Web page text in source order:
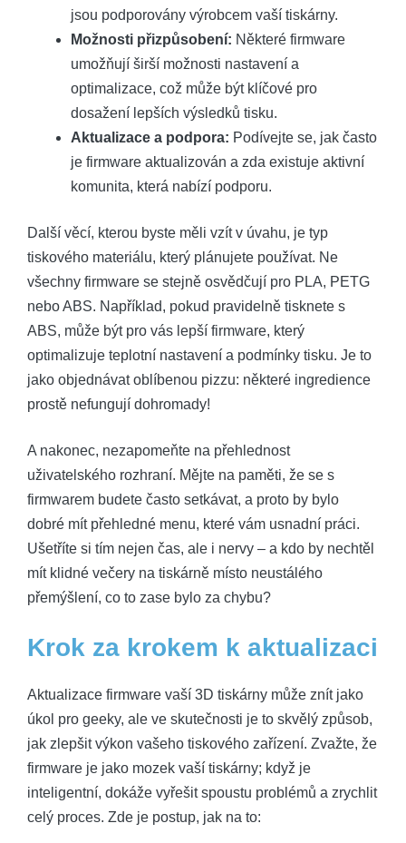
jsou podporovány výrobcem vaší tiskárny.
Možnosti přizpůsobení: Některé firmware
umožňují širší možnosti nastavení a
optimalizace, což může být klíčové pro
dosažení lepších výsledků tisku.
Aktualizace a podpora: Podívejte se, jak často
je firmware aktualizován a zda existuje aktivní
komunita, která nabízí podporu.
Další věcí, kterou byste měli vzít v úvahu, je typ
tiskového materiálu, který plánujete používat. Ne
všechny firmware se stejně osvědčují pro PLA, PETG
nebo ABS. Například, pokud pravidelně tisknete s
ABS, může být pro vás lepší firmware, který
optimalizuje teplotní nastavení a podmínky tisku. Je to
jako objednávat oblíbenou pizzu: některé ingredience
prostě nefungují dohromady!
A nakonec, nezapomeňte na přehlednost
uživatelského rozhraní. Mějte na paměti, že se s
firmwarem budete často setkávat, a proto by bylo
dobré mít přehledné menu, které vám usnadní práci.
Ušetříte si tím nejen čas, ale i nervy – a kdo by nechtěl
mít klidné večery na tiskárně místo neustálého
přemýšlení, co to zase bylo za chybu?
Krok za krokem k aktualizaci
Aktualizace firmware vaší 3D tiskárny může znít jako
úkol pro geeky, ale ve skutečnosti je to skvělý způsob,
jak zlepšit výkon vašeho tiskového zařízení. Zvažte, že
firmware je jako mozek vaší tiskárny; když je
inteligentní, dokáže vyřešit spoustu problémů a zrychlit
celý proces. Zde je postup, jak na to: